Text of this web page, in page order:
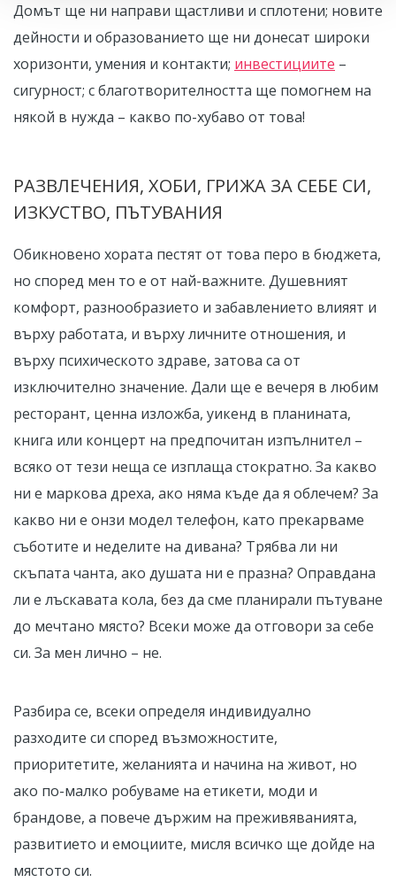
Домът ще ни направи щастливи и сплотени; новите
дейности и образованието ще ни донесат широки
хоризонти, умения и контакти; инвестициите –
сигурност; с благотворителността ще помогнем на
някой в нужда – какво по-хубаво от това!
РАЗВЛЕЧЕНИЯ, ХОБИ, ГРИЖА ЗА СЕБЕ СИ,
ИЗКУСТВО, ПЪТУВАНИЯ
Обикновено хората пестят от това перо в бюджета,
но според мен то е от най-важните. Душевният
комфорт, разнообразието и забавлението влияят и
върху работата, и върху личните отношения, и
върху психическото здраве, затова са от
изключително значение. Дали ще е вечеря в любим
ресторант, ценна изложба, уикенд в планината,
книга или концерт на предпочитан изпълнител –
всяко от тези неща се изплаща стократно. За какво
ни е маркова дреха, ако няма къде да я облечем? За
какво ни е онзи модел телефон, като прекарваме
съботите и неделите на дивана? Трябва ли ни
скъпата чанта, ако душата ни е празна? Оправдана
ли е лъскавата кола, без да сме планирали пътуване
до мечтано място? Всеки може да отговори за себе
си. За мен лично – не.
Разбира се, всеки определя индивидуално
разходите си според възможностите,
приоритетите, желанията и начина на живот, но
ако по-малко робуваме на етикети, моди и
брандове, а повече държим на преживяванията,
развитието и емоциите, мисля всичко ще дойде на
мястото си.